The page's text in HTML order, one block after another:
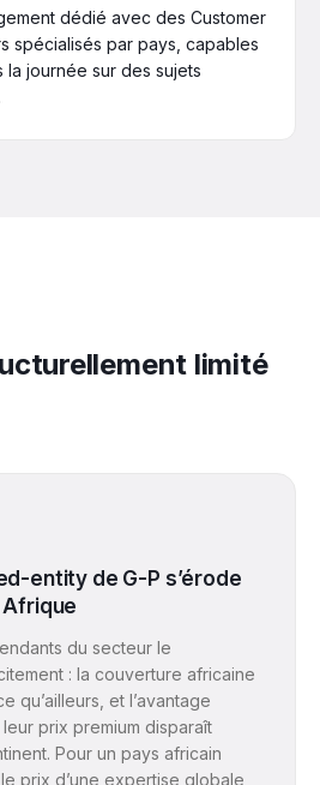
dédié avec des Customer
spécialisés par pays, capables
journée sur des sujets
limité
entity de G-P s’érode
du secteur le
: la couverture africaine
qu’ailleurs, et l’avantage
prix premium disparaît
Pour un pays africain
prix d’une expertise globale